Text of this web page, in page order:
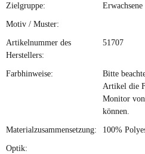
Zielgruppe: Erwachsene
Motiv / Muster:
Artikelnummer des
Herstellers:
51707
Farbhinweise:
Bitte
Artikel die
Monitor
können.
Materialzusammensetzung: 100%
Optik: